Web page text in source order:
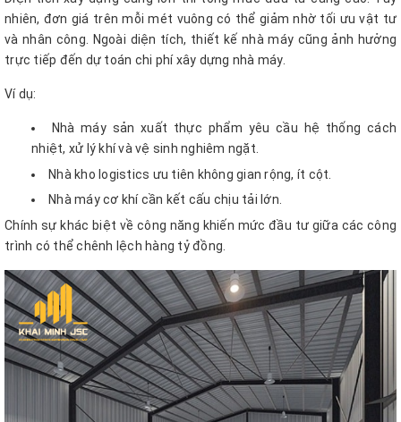
nhiên, đơn giá trên mỗi mét vuông có thể giảm nhờ tối ưu vật tư
và nhân công. Ngoài diện tích, thiết kế nhà máy cũng ảnh hưởng
trực tiếp đến dự toán chi phí xây dựng nhà máy.
Ví dụ:
Nhà máy sản xuất thực phẩm yêu cầu hệ thống cách
nhiệt, xử lý khí và vệ sinh nghiêm ngặt.
Nhà kho logistics ưu tiên không gian rộng, ít cột.
Nhà máy cơ khí cần kết cấu chịu tải lớn.
Chính sự khác biệt về công năng khiến mức đầu tư giữa các công
trình có thể chênh lệch hàng tỷ đồng.